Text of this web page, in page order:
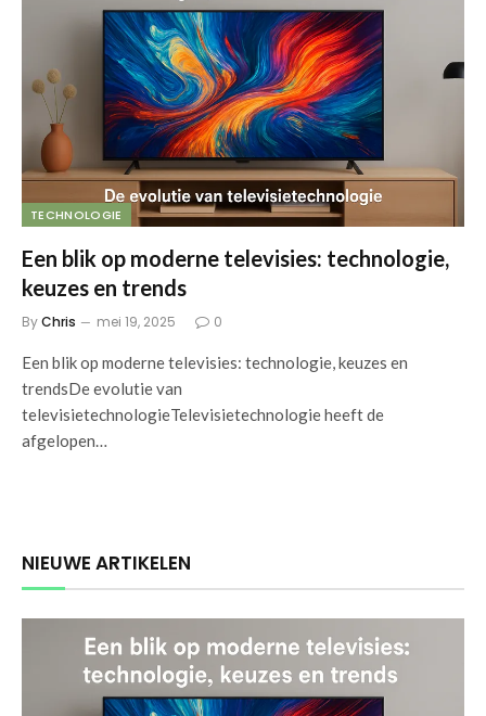
TECHNOLOGIE
Een blik op moderne televisies: technologie,
keuzes en trends
ByChris mei 19, 2025 0
Een blik op moderne televisies: technologie, keuzes en
trendsDe evolutie van
televisietechnologieTelevisietechnologie heeft de
afgelopen…
NIEUWE ARTIKELEN